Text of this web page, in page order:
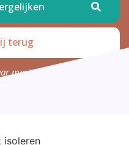
terug
maximaal 4 bedrijven die
omgeving.